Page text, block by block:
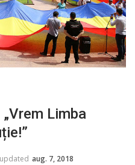
Limba
aug. 7, 2018